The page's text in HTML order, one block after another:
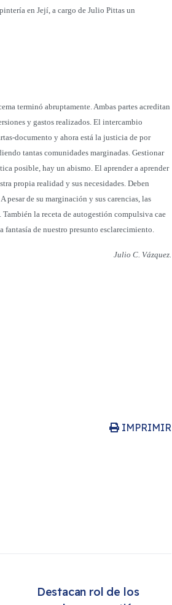
en Její, a cargo de Julio Pittas un
terminó abruptamente. Ambas partes acreditan
y gastos realizados. El intercambio
documento y ahora está la justicia de por
tantas comunidades marginadas. Gestionar
posible, hay un abismo. El aprender a aprender
propia realidad y sus necesidades. Deben
de su marginación y sus carencias, las
la receta de autogestión compulsiva cae
de nuestro presunto esclarecimiento.
Julio C. Vázquez.
IMPRIMIR
Destacan rol de los